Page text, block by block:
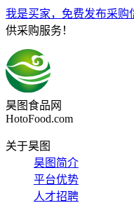
我是买家，免费发布采购
供采购服务！
昊图食品网
HotoFood.com
关于昊图
昊图简介
平台优势
人才招聘